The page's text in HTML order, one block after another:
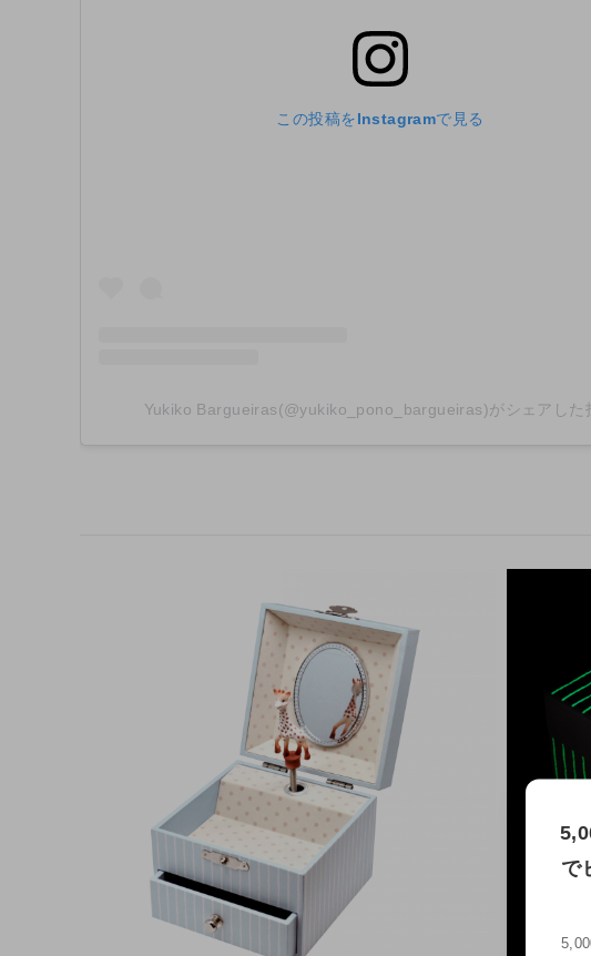
この投稿をInstagramで見る
Yukiko Bargueiras(@yukiko_pono_bargueiras)がシェアした
で